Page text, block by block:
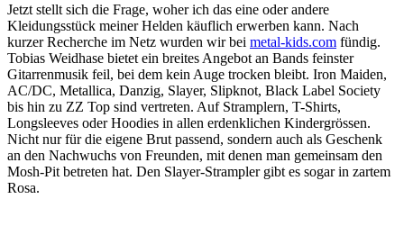
Jetzt stellt sich die Frage, woher ich das eine oder andere
Kleidungsstück meiner Helden käuflich erwerben kann. Nach
kurzer Recherche im Netz wurden wir bei metal-kids.com fündig.
Tobias Weidhase bietet ein breites Angebot an Bands feinster
Gitarrenmusik feil, bei dem kein Auge trocken bleibt. Iron Maiden,
AC/DC, Metallica, Danzig, Slayer, Slipknot, Black Label Society
bis hin zu ZZ Top sind vertreten. Auf Stramplern, T-Shirts,
Longsleeves oder Hoodies in allen erdenklichen Kindergrössen.
Nicht nur für die eigene Brut passend, sondern auch als Geschenk
an den Nachwuchs von Freunden, mit denen man gemeinsam den
Mosh-Pit betreten hat. Den Slayer-Strampler gibt es sogar in zartem
Rosa.